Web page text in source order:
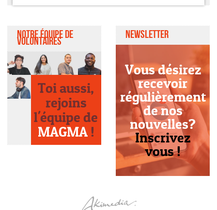
Notre équipe de
volontaires
Toi aussi,
rejoins
l'équipe de
MAGMA !
Newsletter
Vous désirez
recevoir
régulièrement
de nos
nouvelles?
Inscrivez
vous !